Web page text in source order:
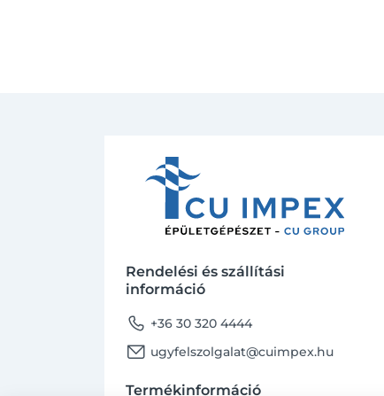
Rendelési és szállítási
információ
phone +36 30 320 4444
email ugyfelszolgalat@cuimpex.hu
Termékinformáció